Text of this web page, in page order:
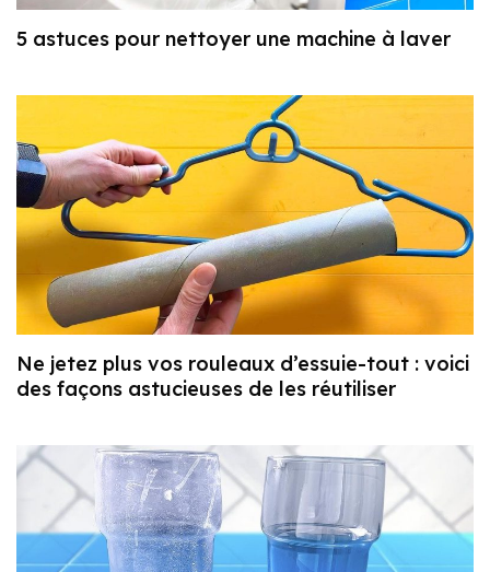
5 astuces pour nettoyer une machine à laver
Ne jetez plus vos rouleaux d’essuie-tout : voici
des façons astucieuses de les réutiliser